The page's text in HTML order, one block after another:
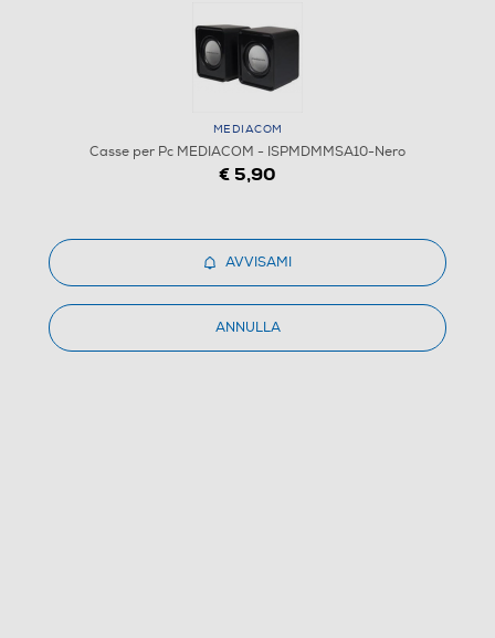
1/1
MEDIACOM - ISPMDMMSA10-Nero
MEDIACOM
Casse per Pc MEDIACOM - ISPMDMMSA10-Nero
€ 5,90
AVVISAMI
ANNULLA